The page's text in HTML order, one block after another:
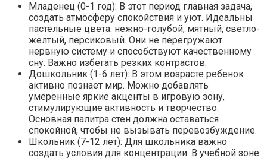
Младенец (0-1 год): В этот период главная задача,
создать атмосферу спокойствия и уют. Идеальны
пастельные цвета: нежно-голубой, мятный, светло-
желтый, персиковый. Они не перегружают
нервную систему и способствуют качественному
сну. Важно избегать резких контрастов.
Дошкольник (1-6 лет): В этом возрасте ребенок
активно познает мир. Можно добавлять
умеренные яркие акценты в игровую зону,
стимулирующие активность и творчество.
Основная палитра стен должна оставаться
спокойной, чтобы не вызывать перевозбуждение.
Школьник (7-12 лет): Для школьника важно
создать условия для концентрации. В учебной зоне